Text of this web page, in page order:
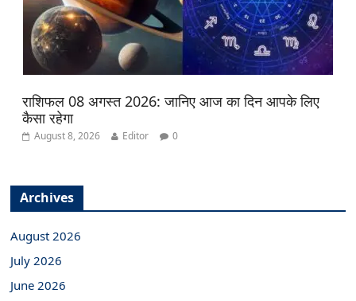
राशिफल 08 अगस्त 2026: जानिए आज का दिन आपके लिए
कैसा रहेगा
August 8, 2026 Editor 0
Archives
August 2026
July 2026
June 2026